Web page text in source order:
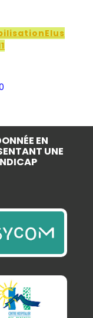
EN
UNE